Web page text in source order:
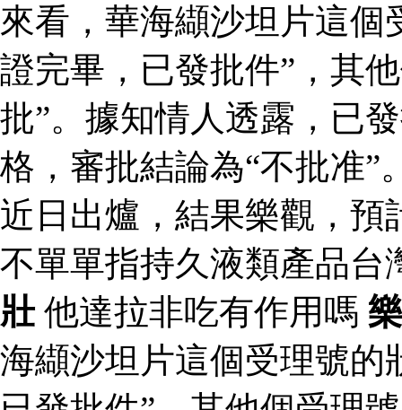
來看，華海纈沙坦片這個
證完畢，已發批件”，其
批”。據知情人透露，已
格，審批結論為“不批准”
近日出爐，結果樂觀，
不單單指持久液類產品
壯他達拉非吃有作用嗎
海纈沙坦片這個受理號的